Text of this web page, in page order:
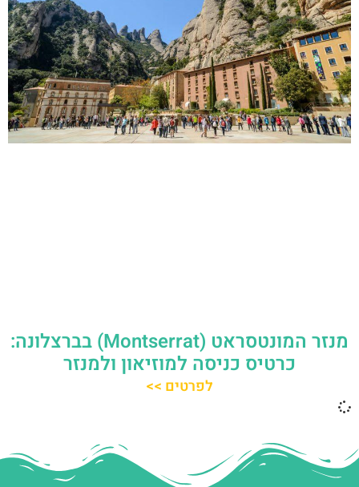
מנזר המונטסראט (Montserrat) בברצלונה:
כרטיס כניסה למוזיאון ולמנזר
לפרטים >>